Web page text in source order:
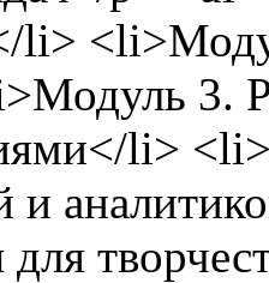
li>
3.
li>
и
для